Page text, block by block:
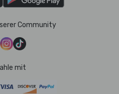
Community
mit